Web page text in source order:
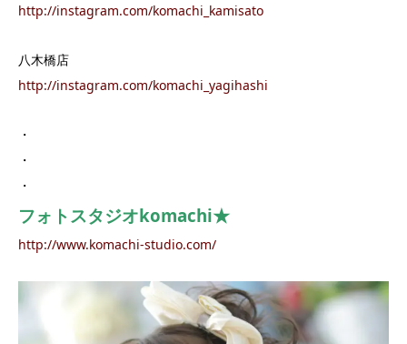
http://instagram.com/komachi_kamisato
八木橋店
http://instagram.com/komachi_yagihashi
・
・
・
フォトスタジオkomachi★
http://www.komachi-studio.com/